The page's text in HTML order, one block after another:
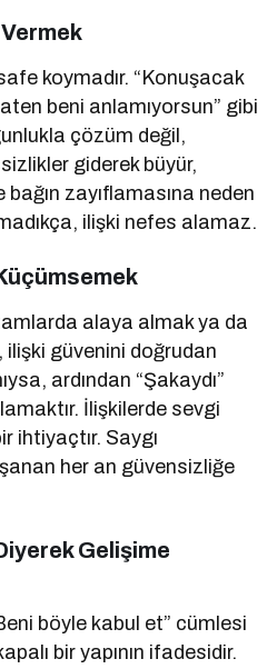
koymadır. “Konuşacak
beni anlamıyorsun” gibi
çözüm değil,
giderek büyür,
zayıflamasına neden
ilişki nefes alamaz.
alaya almak ya da
güvenini doğrudan
ardından “Şakaydı”
İlişkilerde sevgi
ihtiyaçtır. Saygı
her an güvensizliğe
Gelişime
böyle kabul et” cümlesi
bir yapının ifadesidir.